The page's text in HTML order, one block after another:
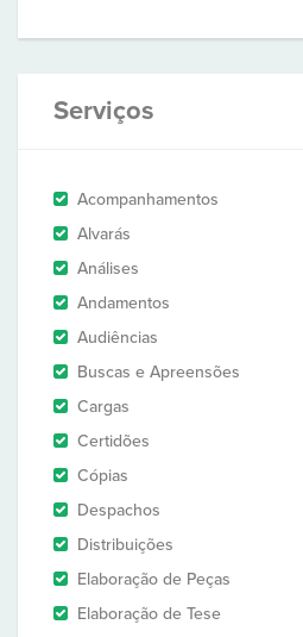
Serviços
Acompanhamentos
Alvarás
Análises
Andamentos
Audiências
Buscas e Apreensões
Cargas
Certidões
Cópias
Despachos
Distribuições
Elaboração de Peças
Elaboração de Tese